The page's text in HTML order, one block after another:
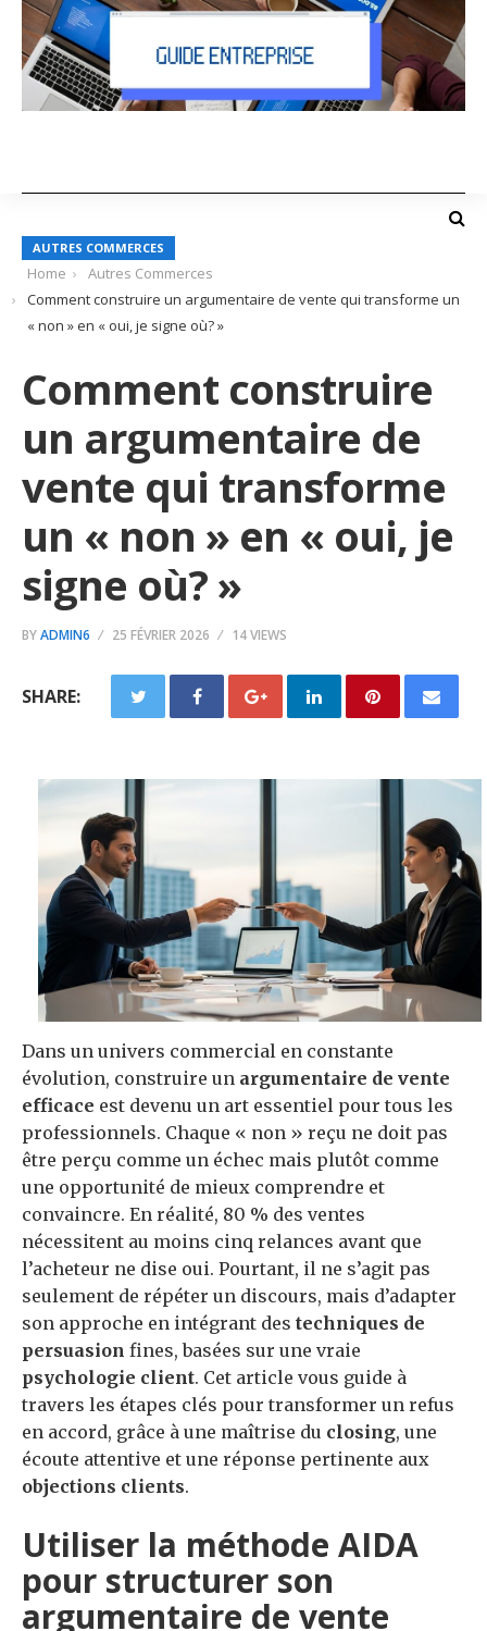
AUTRES COMMERCES
Home
Autres Commerces
Comment construire un argumentaire de vente qui transforme un
« non » en « oui, je signe où? »
Comment construire
un argumentaire de
vente qui transforme
un « non » en « oui, je
signe où? »
BYADMIN6 25 FÉVRIER 2026 14 VIEWS
SHARE:
Dans un univers commercial en constante
évolution, construire un argumentaire de vente
efficace est devenu un art essentiel pour tous les
professionnels. Chaque « non » reçu ne doit pas
être perçu comme un échec mais plutôt comme
une opportunité de mieux comprendre et
convaincre. En réalité, 80 % des ventes
nécessitent au moins cinq relances avant que
l’acheteur ne dise oui. Pourtant, il ne s’agit pas
seulement de répéter un discours, mais d’adapter
son approche en intégrant des techniques de
persuasion fines, basées sur une vraie
psychologie client. Cet article vous guide à
travers les étapes clés pour transformer un refus
en accord, grâce à une maîtrise du closing, une
écoute attentive et une réponse pertinente aux
objections clients.
Utiliser la méthode AIDA
pour structurer son
argumentaire de vente